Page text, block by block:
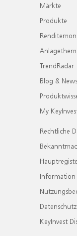
Märkte
Produkte
TrendRadar
Blog &
My
Rechtliche
Information
KeyInvest